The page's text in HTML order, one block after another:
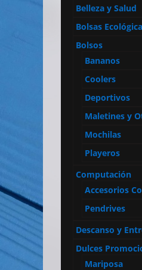
Belleza y Salud
Bolsas
Bolsos
Bananos
Coolers
Deportivos
Maletines y
Mochilas
Playeros
Computación
Accesorios
Pendrives
Descanso y
Dulces
Mariposa